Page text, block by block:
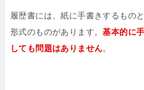
履歴書には、紙に手書きするもの
形式のものがあります。基本的に
しても問題はありません。